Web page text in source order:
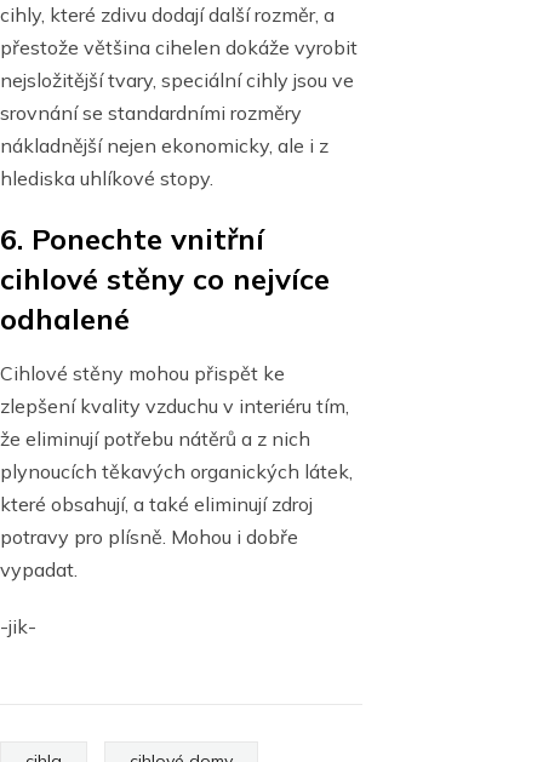
cihly, které zdivu dodají další rozměr, a
přestože většina cihelen dokáže vyrobit
nejsložitější tvary, speciální cihly jsou ve
srovnání se standardními rozměry
nákladnější nejen ekonomicky, ale i z
hlediska uhlíkové stopy.
6. Ponechte vnitřní
cihlové stěny co nejvíce
odhalené
Cihlové stěny mohou přispět ke
zlepšení kvality vzduchu v interiéru tím,
že eliminují potřebu nátěrů a z nich
plynoucích těkavých organických látek,
které obsahují, a také eliminují zdroj
potravy pro plísně. Mohou i dobře
vypadat.
-jik-